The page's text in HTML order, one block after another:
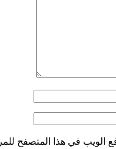
الويب في هذا المتصفح